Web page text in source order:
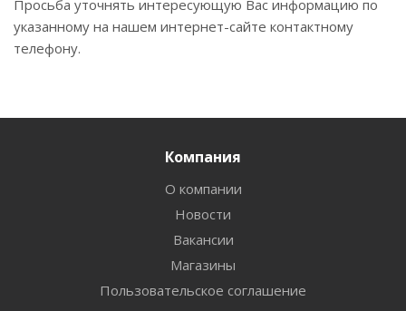
Просьба уточнять интересующую Вас информацию по
указанному на нашем интернет-сайте контактному
телефону.
Компания
О компании
Новости
Вакансии
Магазины
Пользовательское соглашение